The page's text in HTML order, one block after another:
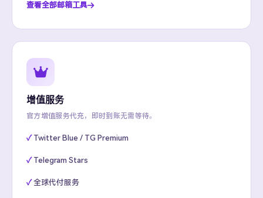
查看全部邮箱工具
增值服务
官方增值服务代充，即时到账无需等待。
Twitter Blue / TG Premium
Telegram Stars
全球代付服务